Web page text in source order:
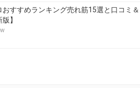
おすすめランキング売れ筋15選と口コミ＆
】